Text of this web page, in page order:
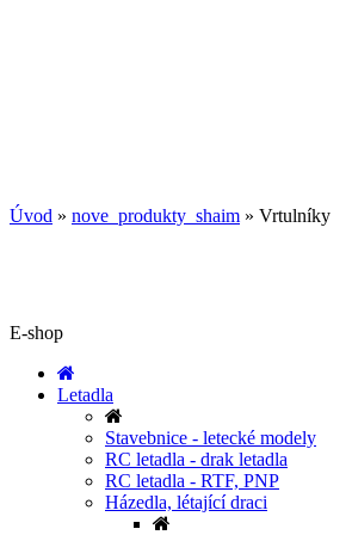
Úvod » nove_produkty_shaim » Vrtulníky
E-shop
Letadla
Stavebnice - letecké modely
RC letadla - drak letadla
RC letadla - RTF, PNP
Házedla, létající draci